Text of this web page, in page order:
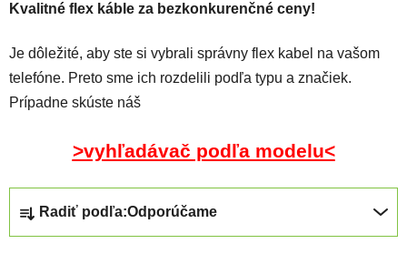
Kvalitné flex káble za bezkonkurenčné ceny!
Je dôležité, aby ste si vybrali správny flex kabel na vašom
telefóne. Preto sme ich rozdelili podľa typu a značiek.
Prípadne skúste náš
>vyhľadávač podľa modelu<
Radiť podľa:Odporúčame